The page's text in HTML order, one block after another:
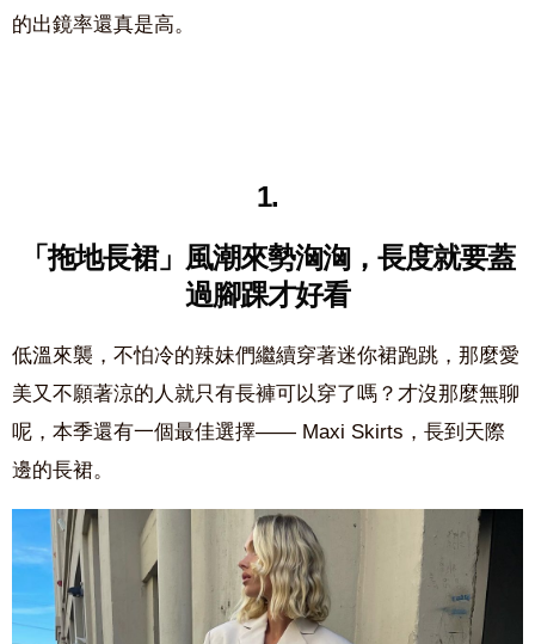
的出鏡率還真是高。
1.
「拖地長裙」風潮來勢洶洶，長度就要蓋
過腳踝才好看
低溫來襲，不怕冷的辣妹們繼續穿著迷你裙跑跳，那麼愛
美又不願著涼的人就只有長褲可以穿了嗎？才沒那麼無聊
呢，本季還有一個最佳選擇—— Maxi Skirts，長到天際
邊的長裙。